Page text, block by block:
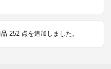
252 点を追加しました。